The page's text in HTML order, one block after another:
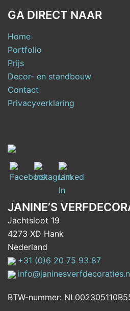
GA DIRECT NAAR
Home
Portfolio
Prijs
Decor- en standbouw
Contact
Privacyverklaring
JANINE’S
Jachtsloot 19
4273 XD Hank
Nederland
+31 (0)6 20 75 93 87
BTW-nummer: